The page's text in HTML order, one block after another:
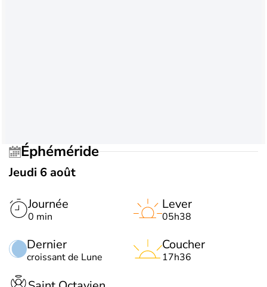
Éphéméride
Jeudi 6 août
Journée
0 min
Dernier
croissant de Lune
Lever
05h38
Coucher
17h36